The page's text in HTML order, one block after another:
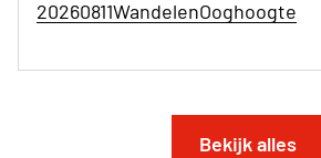
20260811WandelenOoghoogte
Bekijk alles